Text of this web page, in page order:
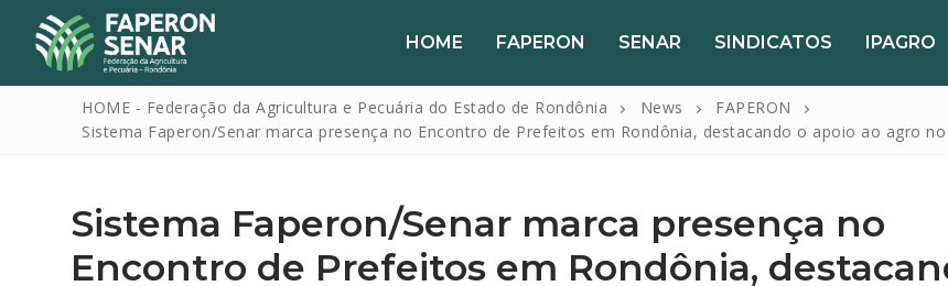
HOME FAPERON SENAR SINDICATOS IPAGRO
HOME - Federação da Agricultura e Pecuária do Estado de Rondônia News
FAPERON
Sistema Faperon/Senar marca presença no Encontro de Prefeitos em Rondônia, destacando o apoio ao agro
Sistema Faperon/Senar marca presença no
Encontro de Prefeitos em Rondônia,